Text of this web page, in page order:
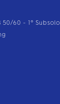
60 - 1º Subsolo